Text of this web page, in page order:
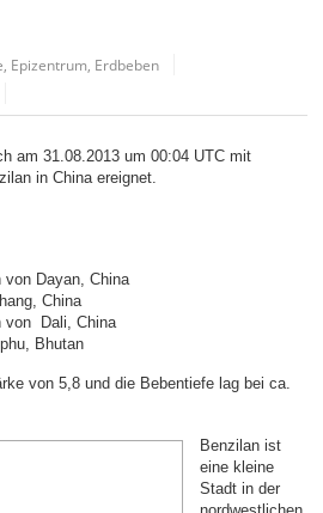
Epizentrum Erdbeben
am 31.08.2013 um 00:04 UTC mit
in China ereignet.
von Dayan, China
China
von Dali, China
Bhutan
von 5,8 und die Bebentiefe lag bei ca.
Benzilan ist
eine kleine
Stadt in der